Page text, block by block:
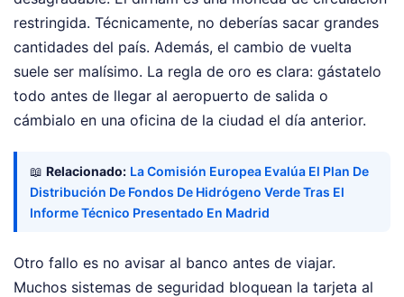
restringida. Técnicamente, no deberías sacar grandes
cantidades del país. Además, el cambio de vuelta
suele ser malísimo. La regla de oro es clara: gástatelo
todo antes de llegar al aeropuerto de salida o
cámbialo en una oficina de la ciudad el día anterior.
📖 Relacionado: La Comisión Europea Evalúa El Plan De
Distribución De Fondos De Hidrógeno Verde Tras El
Informe Técnico Presentado En Madrid
Otro fallo es no avisar al banco antes de viajar.
Muchos sistemas de seguridad bloquean la tarjeta al